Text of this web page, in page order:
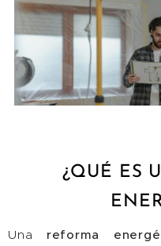
¿QUÉ ES
Una reforma